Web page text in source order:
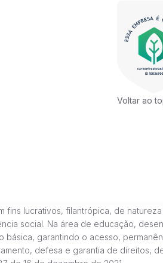
Voltar ao
fins lucrativos, filantrópica, de
social. Na área de educação,
básica, garantindo o acesso,
defesa e garantia de direitos,